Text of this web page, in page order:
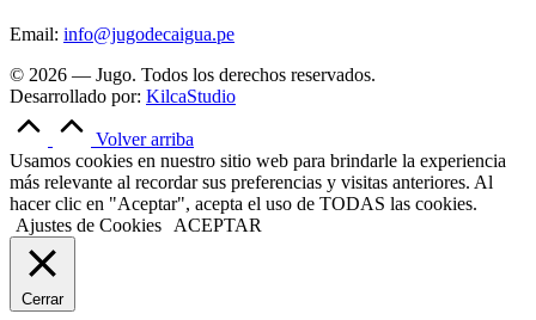
Email: info@jugodecaigua.pe
© 2026 — Jugo. Todos los derechos reservados.
Desarrollado por: KilcaStudio
Volver arriba
Usamos cookies en nuestro sitio web para brindarle la experiencia
más relevante al recordar sus preferencias y visitas anteriores. Al
hacer clic en "Aceptar", acepta el uso de TODAS las cookies.
Ajustes de Cookies
ACEPTAR
Cerrar